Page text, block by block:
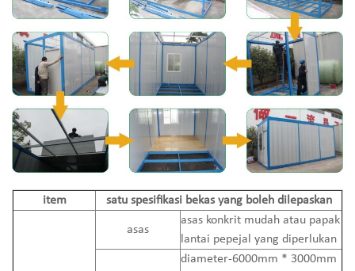
item satu spesifikasi bekas yang boleh dilepaskan
asas
asas konkrit mudah atau papak
lantai pepejal yang diperlukan
diameter-6000mm * 3000mm